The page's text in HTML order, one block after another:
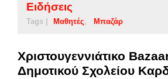
Ειδήσεις
Tags | Μαθητές Μπαζάρ
Χριστουγεννιάτικο
Δημοτικού Σχολείου